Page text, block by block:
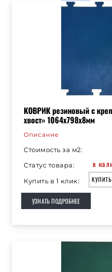
КОВРИК резиновый с
хвост» 1064х798х8мм
Описание
Стоимость за м2:
Статус товара:
в
Купить в 1 клик: КУПИТЬ
УЗНАТЬ ПОДРОБНЕЕ